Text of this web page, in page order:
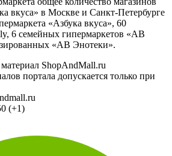
вкуса» в Москве и Санкт-Петербурге
«Азбука вкуса», 60
6 семейных гипермаркетов «АВ
«АВ Энотеки».
портала допускается только при
(+1)